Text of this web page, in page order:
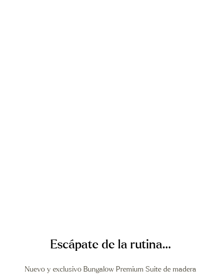
Escápate de la rutina…
Nuevo y exclusivo Bungalow Premium Suite de madera